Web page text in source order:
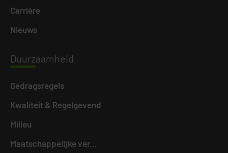
Carrière
Nieuws
Duurzaamheid
Gedragsregels
Kwaliteit & Regelgevend
Milieu
Maatschappelijke ver...